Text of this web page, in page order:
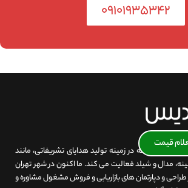
۰۹۱۰۱۹۳۵۳۴۲
دهه است که در زمینه تولید هدایای تشریفاتی، مانند
مدال و شیلد فعالیت می کند. ما اکنون در شهر تهران
و دپارتمان های بازاریابی و فروش مشغول مشاوره و
قیمت